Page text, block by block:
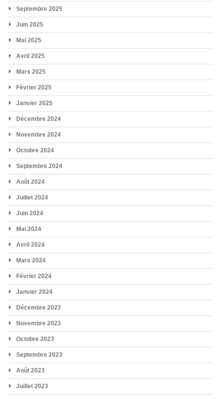
Septembre 2025
Juin 2025
Mai 2025
Avril 2025
Mars 2025
Février 2025
Janvier 2025
Décembre 2024
Novembre 2024
Octobre 2024
Septembre 2024
Août 2024
Juillet 2024
Juin 2024
Mai 2024
Avril 2024
Mars 2024
Février 2024
Janvier 2024
Décembre 2023
Novembre 2023
Octobre 2023
Septembre 2023
Août 2023
Juillet 2023